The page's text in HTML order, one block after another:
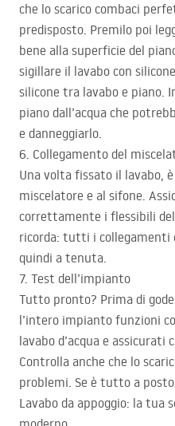
che lo scarico combaci
predisposto. Premilo poi
bene alla superficie del
sigillare il lavabo con
silicone tra lavabo e piano.
piano dall’acqua che
e danneggiarlo.
6. Collegamento del
Una volta fissato il lavabo,
miscelatore e al sifone.
correttamente i flessibili
ricorda: tutti i collegamenti
quindi a tenuta.
7. Test dell’impianto
Tutto pronto? Prima di
l’intero impianto funzioni
lavabo d’acqua e assicurati
Controlla anche che lo
problemi. Se è tutto a
Lavabo da appoggio: la tua